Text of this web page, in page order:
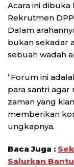
Acara ini
Rekrutmen
Dalam
bukan sekadar
sebuah wadah
“Forum ini
para santri
zaman yang
memberikan
ungkapnya.
Baca Juga :
Salurkan